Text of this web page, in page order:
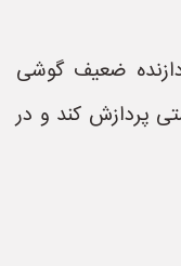
ضعیف گوشی
پردازش کند و در